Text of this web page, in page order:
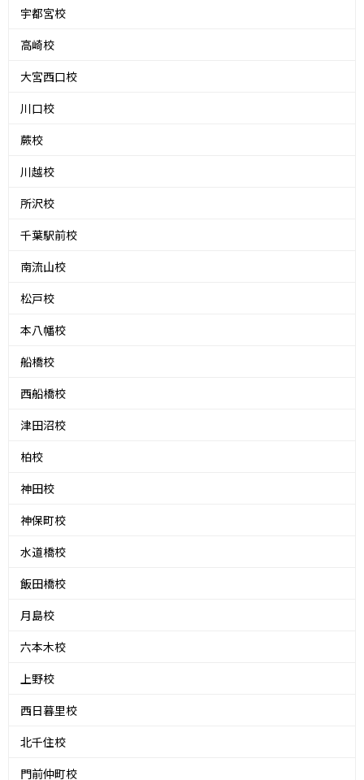
宇都宮校
高崎校
大宮西口校
川口校
蕨校
川越校
所沢校
千葉駅前校
南流山校
松戸校
本八幡校
船橋校
西船橋校
津田沼校
柏校
神田校
神保町校
水道橋校
飯田橋校
月島校
六本木校
上野校
西日暮里校
北千住校
門前仲町校